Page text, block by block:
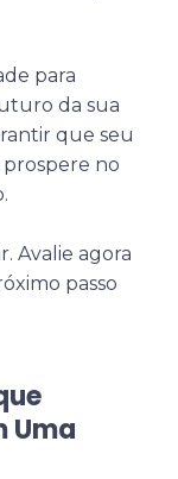
para
da sua
que seu
prospere no
Avalie agora
passo
Uma